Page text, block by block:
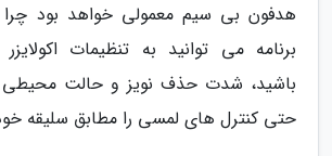
هدفون بی سیم معمولی خواهد بود
برنامه می توانید به تنظیمات
باشید، شدت حذف نویز و حالت محیطی
حتی کنترل های لمسی را مطابق سلیقه